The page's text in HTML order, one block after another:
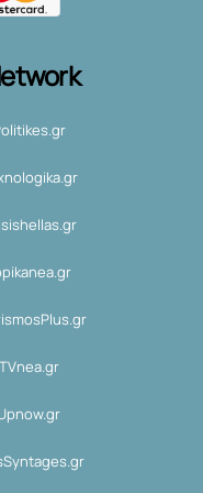
TVnea.gr